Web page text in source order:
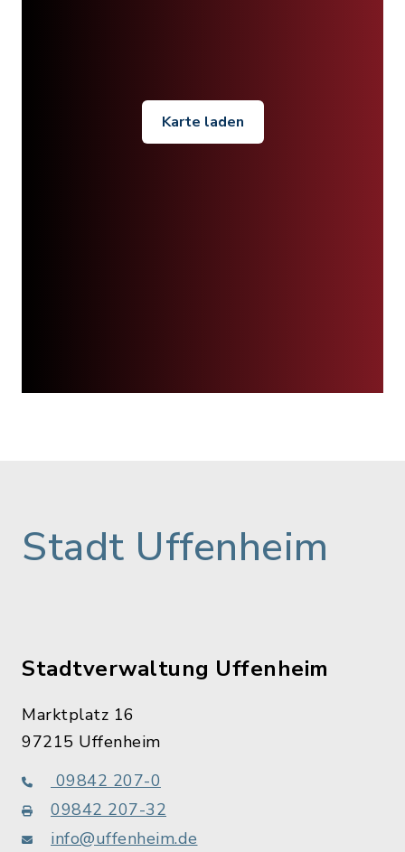
Karte laden
Stadt Uffenheim
Stadtverwaltung Uffenheim
Marktplatz 16
97215 Uffenheim
09842 207-0
09842 207-32
info@uffenheim.de